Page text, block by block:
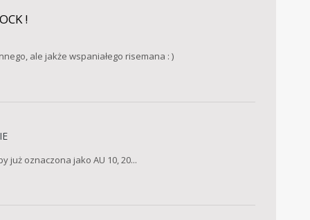
!
ale jakże wspaniałego risemana : )
już oznaczona jako AU 10, 20...